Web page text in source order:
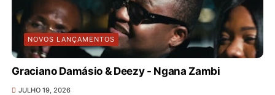
NOVOS LANÇAMENTOS
Graciano Damásio & Deezy - Ngana Zambi
JULHO 19, 2026